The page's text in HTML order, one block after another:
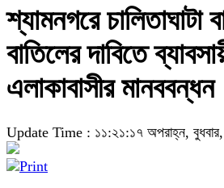
শ্যামনগরে চালিতাঘাটা
বাতিলের দাবিতে
এলাকাবাসীর মানববন্ধন
Update Time : ১১:২১:১৭ অপরাহ্ন,